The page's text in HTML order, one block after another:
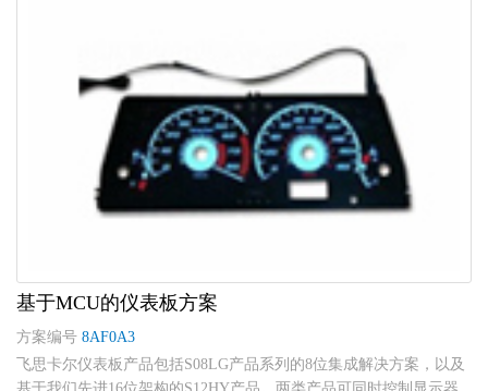
基于MCU的仪表板方案
方案编号 8AF0A3
飞思卡尔仪表板产品包括S08LG产品系列的8位集成解决方案，以及